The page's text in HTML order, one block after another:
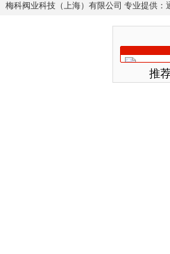
梅科阀业科技（上海）有限公司 专业提供
推